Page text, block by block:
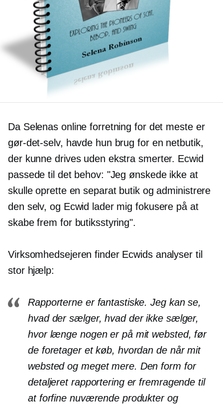
Da Selenas online forretning for det meste er
gør-det-selv, havde hun brug for en netbutik,
der kunne drives uden ekstra smerter. Ecwid
passede til det behov: "Jeg ønskede ikke at
skulle oprette en separat butik og administrere
den selv, og Ecwid lader mig fokusere på at
skabe frem for butiksstyring".
Virksomhedsejeren finder Ecwids analyser til
stor hjælp:
Rapporterne er fantastiske. Jeg kan se,
hvad der sælger, hvad der ikke sælger,
hvor længe nogen er på mit websted, før
de foretager et køb, hvordan de når mit
websted og meget mere. Den form for
detaljeret rapportering er fremragende til
at forfine nuværende produkter og